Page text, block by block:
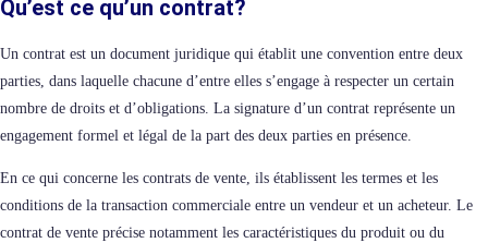
Qu’est ce qu’un contrat?
Un contrat est un document juridique qui établit une convention entre deux
parties, dans laquelle chacune d’entre elles s’engage à respecter un certain
nombre de droits et d’obligations. La signature d’un contrat représente un
engagement formel et légal de la part des deux parties en présence.
En ce qui concerne les contrats de vente, ils établissent les termes et les
conditions de la transaction commerciale entre un vendeur et un acheteur. Le
contrat de vente précise notamment les caractéristiques du produit ou du